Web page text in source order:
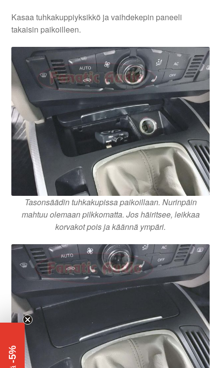
Kasaa tuhkakuppiyksikkö ja vaihdekepin paneeli
takaisin paikoilleen.
Tasonsäädin tuhkakupissa paikoillaan. Nurinpäin
mahtuu olemaan pilkkomatta. Jos häiritsee, leikkaa
korvakot pois ja käännä ympäri.
-5%